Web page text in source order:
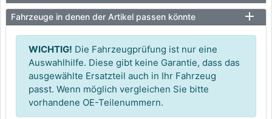
Fahrzeuge in denen der Artikel passen könnte
WICHTIG! Die Fahrzeugprüfung ist nur eine
Auswahlhilfe. Diese gibt keine Garantie, dass das
ausgewählte Ersatzteil auch in Ihr Fahrzeug
passt. Wenn möglich vergleichen Sie bitte
vorhandene OE-Teilenummern.